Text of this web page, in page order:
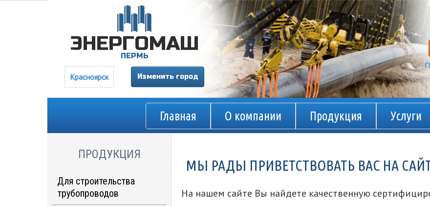
ЭНЕРГОМАШ
ПЕРМЬ
Красноярск Изменить город
Главная О компании Продукция Услуги
ПРОДУКЦИЯ
Для строительства
трубопроводов
МЫ РАДЫ ПРИВЕТСТВОВАТЬ ВАС НА
На нашем сайте Вы найдете качественную